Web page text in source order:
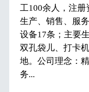
工100余人，注册
生产、销售、服
设备17条；主要
双孔袋儿、打卡
地。公司理念：
务...